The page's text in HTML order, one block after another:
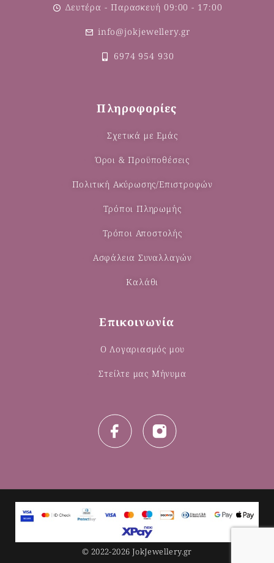
Δευτέρα - Παρασκευή 09:00 - 17:00
info@jokjewellery.gr
6974 954 930
Πληροφορίες
Σχετικά με Εμάς
Όροι & Προϋποθέσεις
Πολιτική Ακύρωσης/Επιστροφών
Τρόποι Πληρωμής
Τρόποι Αποστολής
Ασφάλεια Συναλλαγών
Καλάθι
Επικοινωνία
Ο Λογαριασμός μου
Στείλτε μας Μήνυμα
© 2022-2026 JokJewellery.gr